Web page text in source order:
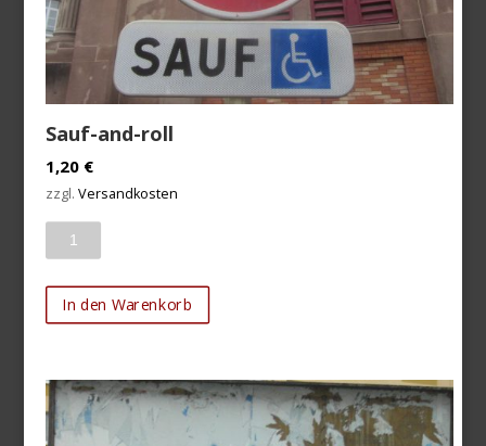
Sauf-and-roll
1,20 €
zzgl.Versandkosten
In den Warenkorb